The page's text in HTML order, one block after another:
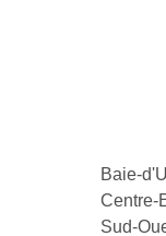
Baie-
Centre-
Sud-